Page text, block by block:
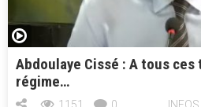
Abdoulaye Cissé : A tous
régime…